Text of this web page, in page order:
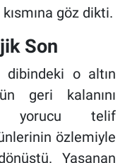
göz dikti.
Son
dibindeki o altın
geri kalanını
yorucu telif
özlemiyle
Yaşanan